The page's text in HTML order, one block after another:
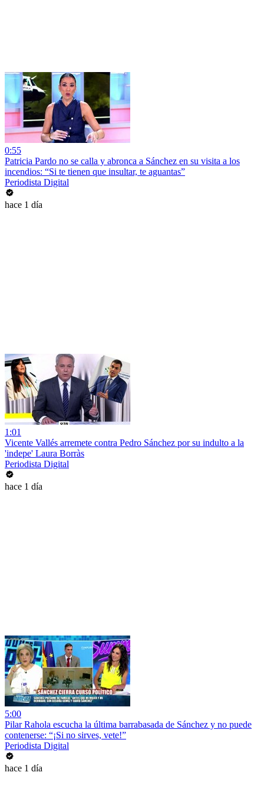
0:55
Patricia Pardo no se calla y abronca a Sánchez en su visita a los
incendios: “Si te tienen que insultar, te aguantas”
Periodista Digital
hace 1 día
1:01
Vicente Vallés arremete contra Pedro Sánchez por su indulto a la
'indepe' Laura Borràs
Periodista Digital
hace 1 día
5:00
Pilar Rahola escucha la última barrabasada de Sánchez y no puede
contenerse: “¡Si no sirves, vete!”
Periodista Digital
hace 1 día